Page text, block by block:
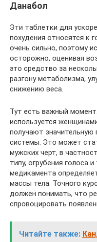
Данабол
Эти таблетки для
похудения относятся к
очень сильно, поэтому
осторожно, оценивая
это средство за
разгону метаболизма,
снижению веса.
Тут есть важный
используется
получают значительную
системы. Это может
мужских черт, в
типу, огрубения голоса
медикамента
массы тела. Точного
должен понимать, что
спровоцировать
Читайте также: